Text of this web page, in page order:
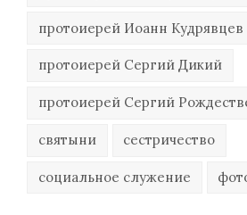
протоиерей Иоанн Кудрявцев
протоиерей Сергий Дикий
протоиерей Сергий
святыни сестричество
социальное служение